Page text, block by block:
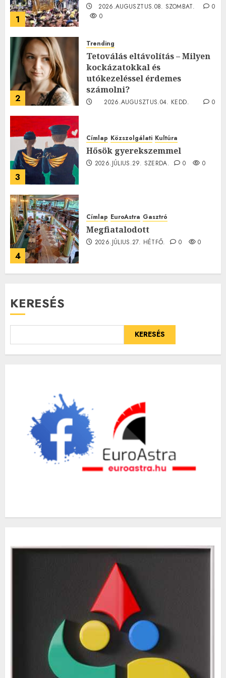
1
2026.AUGUSZTUS.08. SZOMBAT.
0
0
2
Trending
Tetoválás eltávolítás – Milyen
kockázatokkal és
utókezeléssel érdemes
számolni?
2026.AUGUSZTUS.04. KEDD.
0
3
Címlap Közszolgálati Kultúra
Hősök gyerekszemmel
2026.JÚLIUS.29. SZERDA. 0 0
4
Címlap EuroAstra Gasztró
Megfiatalodott
2026.JÚLIUS.27. HÉTFŐ. 0 0
KERESÉS
KERESÉS